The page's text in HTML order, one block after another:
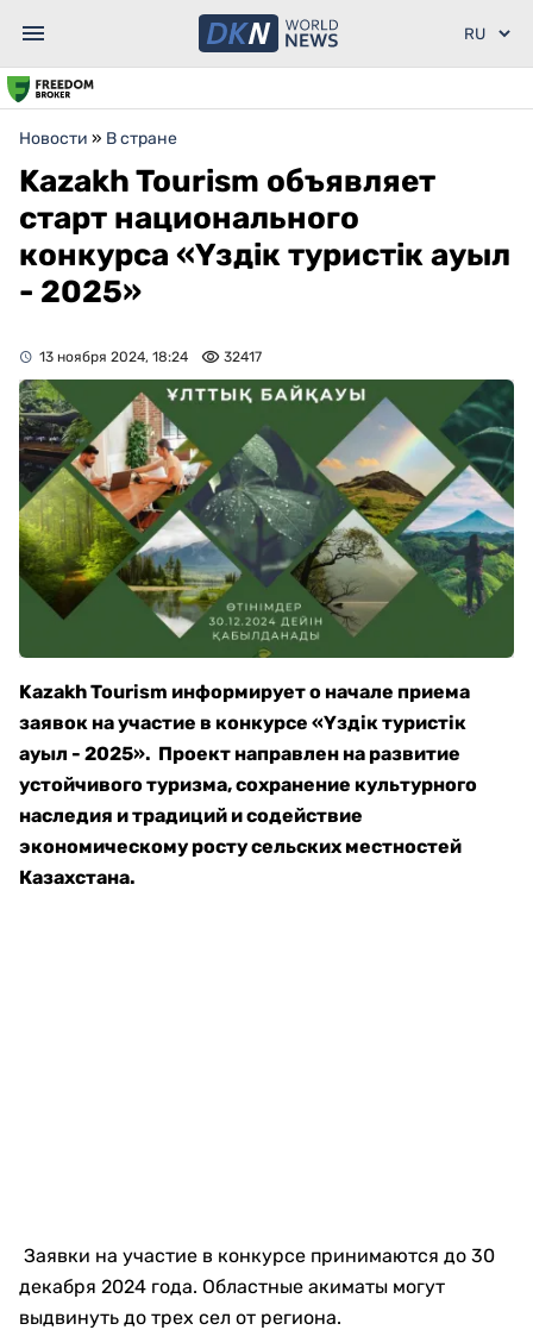
Новости » В стране
Kazakh Tourism объявляет
старт национального
конкурса «Үздік туристік ауыл
- 2025»
13 ноября 2024, 18:24 32417
Kazakh Tourism информирует о начале приема
заявок на участие в конкурсе «Үздік туристік
ауыл - 2025». Проект направлен на развитие
устойчивого туризма, сохранение культурного
наследия и традиций и содействие
экономическому росту сельских местностей
Казахстана.
Заявки на участие в конкурсе принимаются до 30
декабря 2024 года. Областные акиматы могут
выдвинуть до трех сел от региона.